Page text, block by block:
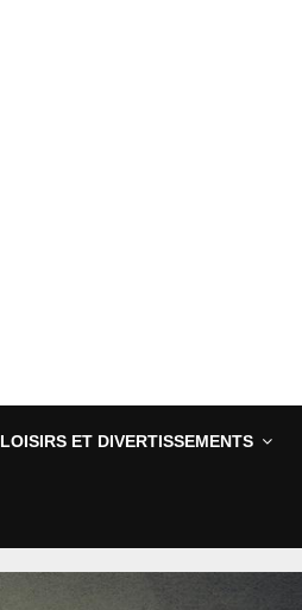
LOISIRS ET DIVERTISSEMENTS